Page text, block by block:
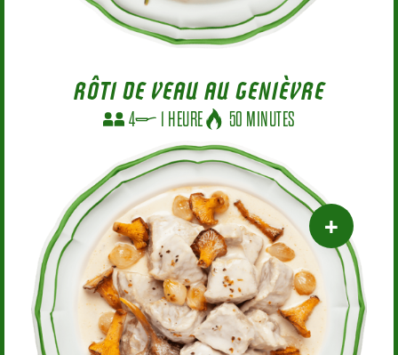
RÔTI DE VEAU AU GENIÈVRE
4 1 HEURE 50 MINUTES